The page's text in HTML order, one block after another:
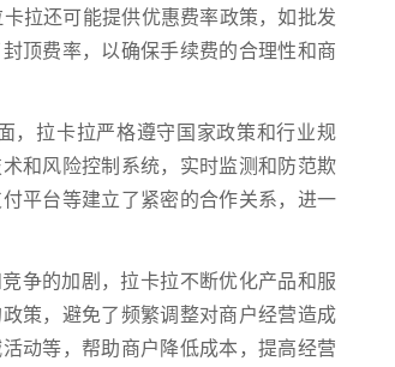
拉还可能提供优惠费率政策，如批发
顶费率，以确保手续费的合理性和商
，拉卡拉严格遵守国家政策和行业规
和风险控制系统，实时监测和防范欺
平台等建立了紧密的合作关系，进一
争的加剧，拉卡拉不断优化产品和服
策，避免了频繁调整对商户经营造成
动等，帮助商户降低成本，提高经营